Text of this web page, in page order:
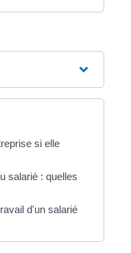
si elle
salarié : quelles
d'un salarié